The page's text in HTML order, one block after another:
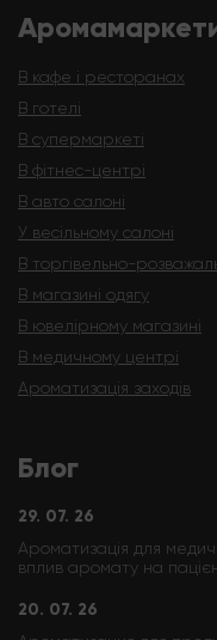
В кафе і ресторанах
В готелі
В супермаркеті
В фітнес-центрі
В авто салоні
У весільному салоні
В торгівельно-
В магазині одягу
В ювелірному магазині
В медичному центрі
Ароматизація заходів
Блог
29. 07. 26
Ароматизація для
вплив аромату на
20. 07. 26